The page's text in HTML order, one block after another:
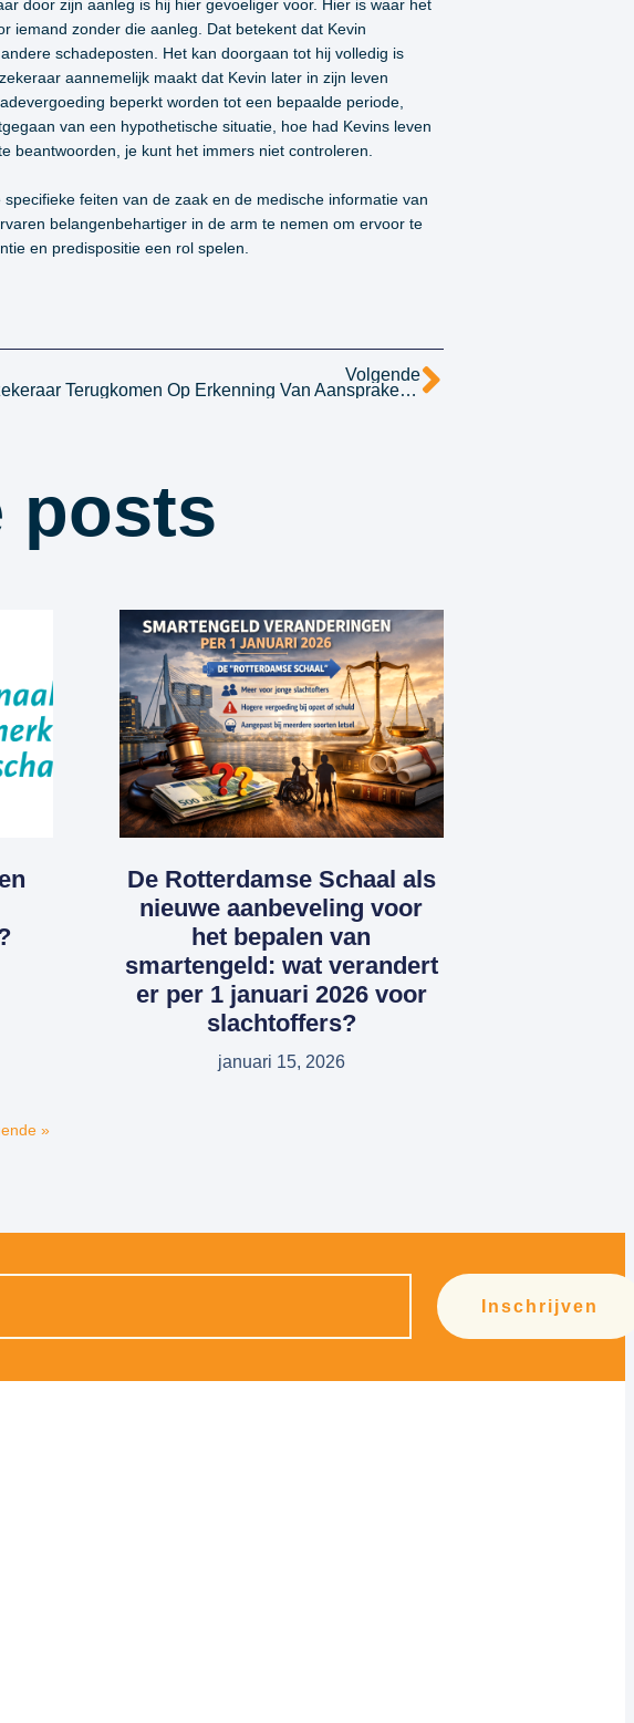
door zijn aanleg is hij hier gevoeliger voor. Hier is waar het
iemand zonder die aanleg. Dat betekent dat Kevin
schadeposten. Het kan doorgaan tot hij volledig is
aannemelijk maakt dat Kevin later in zijn leven
beperkt worden tot een bepaalde periode,
van een hypothetische situatie, hoe had Kevins leven
beantwoorden, je kunt het immers niet controleren.
feiten van de zaak en de medische informatie van
belangenbehartiger in de arm te nemen om ervoor te
en predispositie een rol spelen.
Volgende
Mag Een Verzekeraar Terugkomen Op Erkenning Van Aansprakelijkheid?
posts
De Rotterdamse Schaal als
nieuwe aanbeveling voor
het bepalen van
smartengeld: wat verandert
er per 1 januari 2026 voor
slachtoffers?
januari 15, 2026
»
Inschrijven